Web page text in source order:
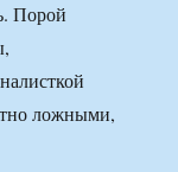
Порой
ложными,